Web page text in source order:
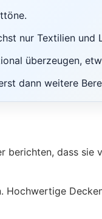
nur Textilien und
überzeugen,
dann weitere
dass